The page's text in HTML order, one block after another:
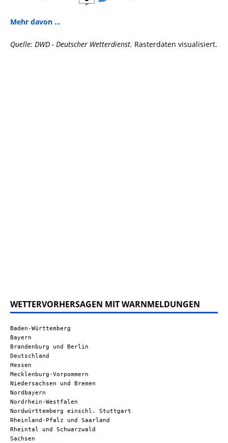
Mehr davon ...
Quelle: DWD - Deutscher Wetterdienst. Rasterdaten visualisiert.
WETTERVORHERSAGEN MIT WARNMELDUNGEN
Baden-Württemberg
Bayern
Brandenburg und Berlin
Deutschland
Hessen
Mecklenburg-Vorpommern
Niedersachsen und Bremen
Nordbayern
Nordrhein-Westfalen
Nordwürttemberg einschl. Stuttgart
Rheinland-Pfalz und Saarland
Rheintal und Schwarzwald
Sachsen